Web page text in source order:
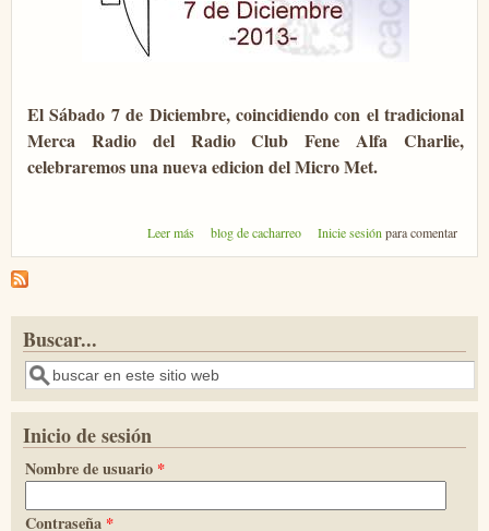
El Sábado 7 de Diciembre, coincidiendo con el tradicional
Merca Radio del Radio Club Fene Alfa Charlie,
celebraremos una nueva edicion del Micro Met.
Leer más sobre Micro-MET 2013
blog de cacharreo Inicie sesión para comentar
Buscar...
Buscar
Inicio de sesión
Nombre de usuario *
Contraseña *